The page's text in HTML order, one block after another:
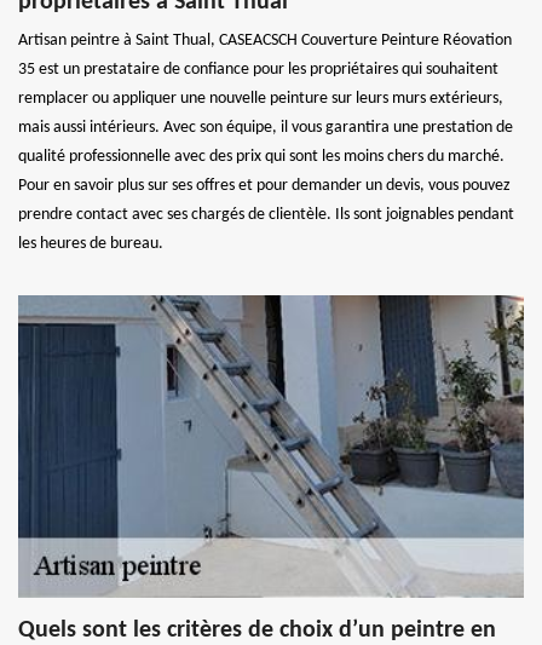
Artisan peintre à Saint Thual, CASEACSCH Couverture Peinture Réovation
35 est un prestataire de confiance pour les propriétaires qui souhaitent
remplacer ou appliquer une nouvelle peinture sur leurs murs extérieurs,
mais aussi intérieurs. Avec son équipe, il vous garantira une prestation de
qualité professionnelle avec des prix qui sont les moins chers du marché.
Pour en savoir plus sur ses offres et pour demander un devis, vous pouvez
prendre contact avec ses chargés de clientèle. Ils sont joignables pendant
les heures de bureau.
Quels sont les critères de choix d’un peintre en